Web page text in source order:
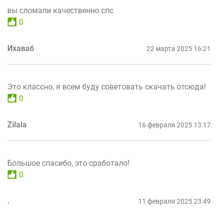
вы сломали качественно спс
0
Ихаваб 22 марта 2025 16:21
Это классно, я всем буду советовать скачать отсюда!
0
Zilala 16 февраля 2025 13:17
Большое спасибо, это сработало!
0
. 11 февраля 2025 23:49